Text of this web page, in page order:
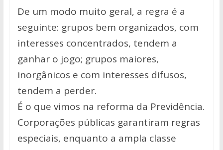
De um modo muito geral, a regra é a
seguinte: grupos bem organizados, com
interesses concentrados, tendem a
ganhar o jogo; grupos maiores,
inorgânicos e com interesses difusos,
tendem a perder.
É o que vimos na reforma da Previdência.
Corporações públicas garantiram regras
especiais, enquanto a ampla classe